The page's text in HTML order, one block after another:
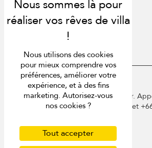
USD $ fr Français
Copyright © 2026 Samui Villa Finder.
France au 01 78 90 04 96 ou à Phuket
Politique de confidentialité
Cookies
Nous utilisons des cookies
pour mieux comprendre vos
préférences, améliorer votre
expérience, et à des fins
marketing. Autorisez-vous
nos cookies ?
Tout accepter